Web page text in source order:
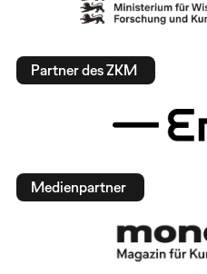
Partner des ZKM
Medienpartner